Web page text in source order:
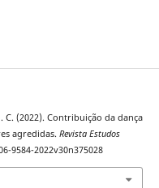
C. (2022). Contribuição da dança
agredidas. Revista Estudos
9584-2022v30n375028